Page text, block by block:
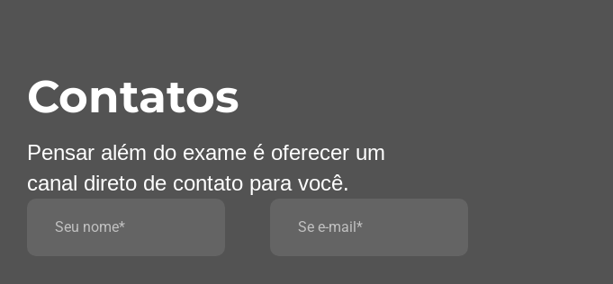
Contatos
Pensar além do exame é oferecer um
canal direto de contato para você.